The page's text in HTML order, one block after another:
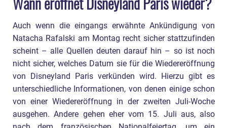
Auch wenn die eingangs erwähnte Ankündigung von
Natacha Rafalski am Montag recht sicher stattzufinden
scheint – alle Quellen deuten darauf hin – so ist noch
nicht sicher, welches Datum sie für die Wiedereröffnung
von Disneyland Paris verkünden wird. Hierzu gibt es
unterschiedliche Informationen, von denen einige schon
von einer Wiedereröffnung in der zweiten Juli-Woche
ausgehen. Andere gehen eher vom 15. Juli aus, also